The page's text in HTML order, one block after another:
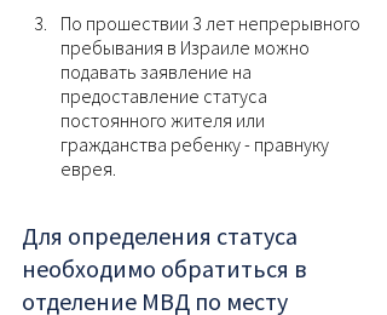
По прошествии 3 лет непрерывного
пребывания в Израиле можно
подавать заявление на
предоставление статуса
постоянного жителя или
гражданства ребенку - правнуку
еврея.
Для определения статуса
необходимо обратиться в
отделение МВД по месту